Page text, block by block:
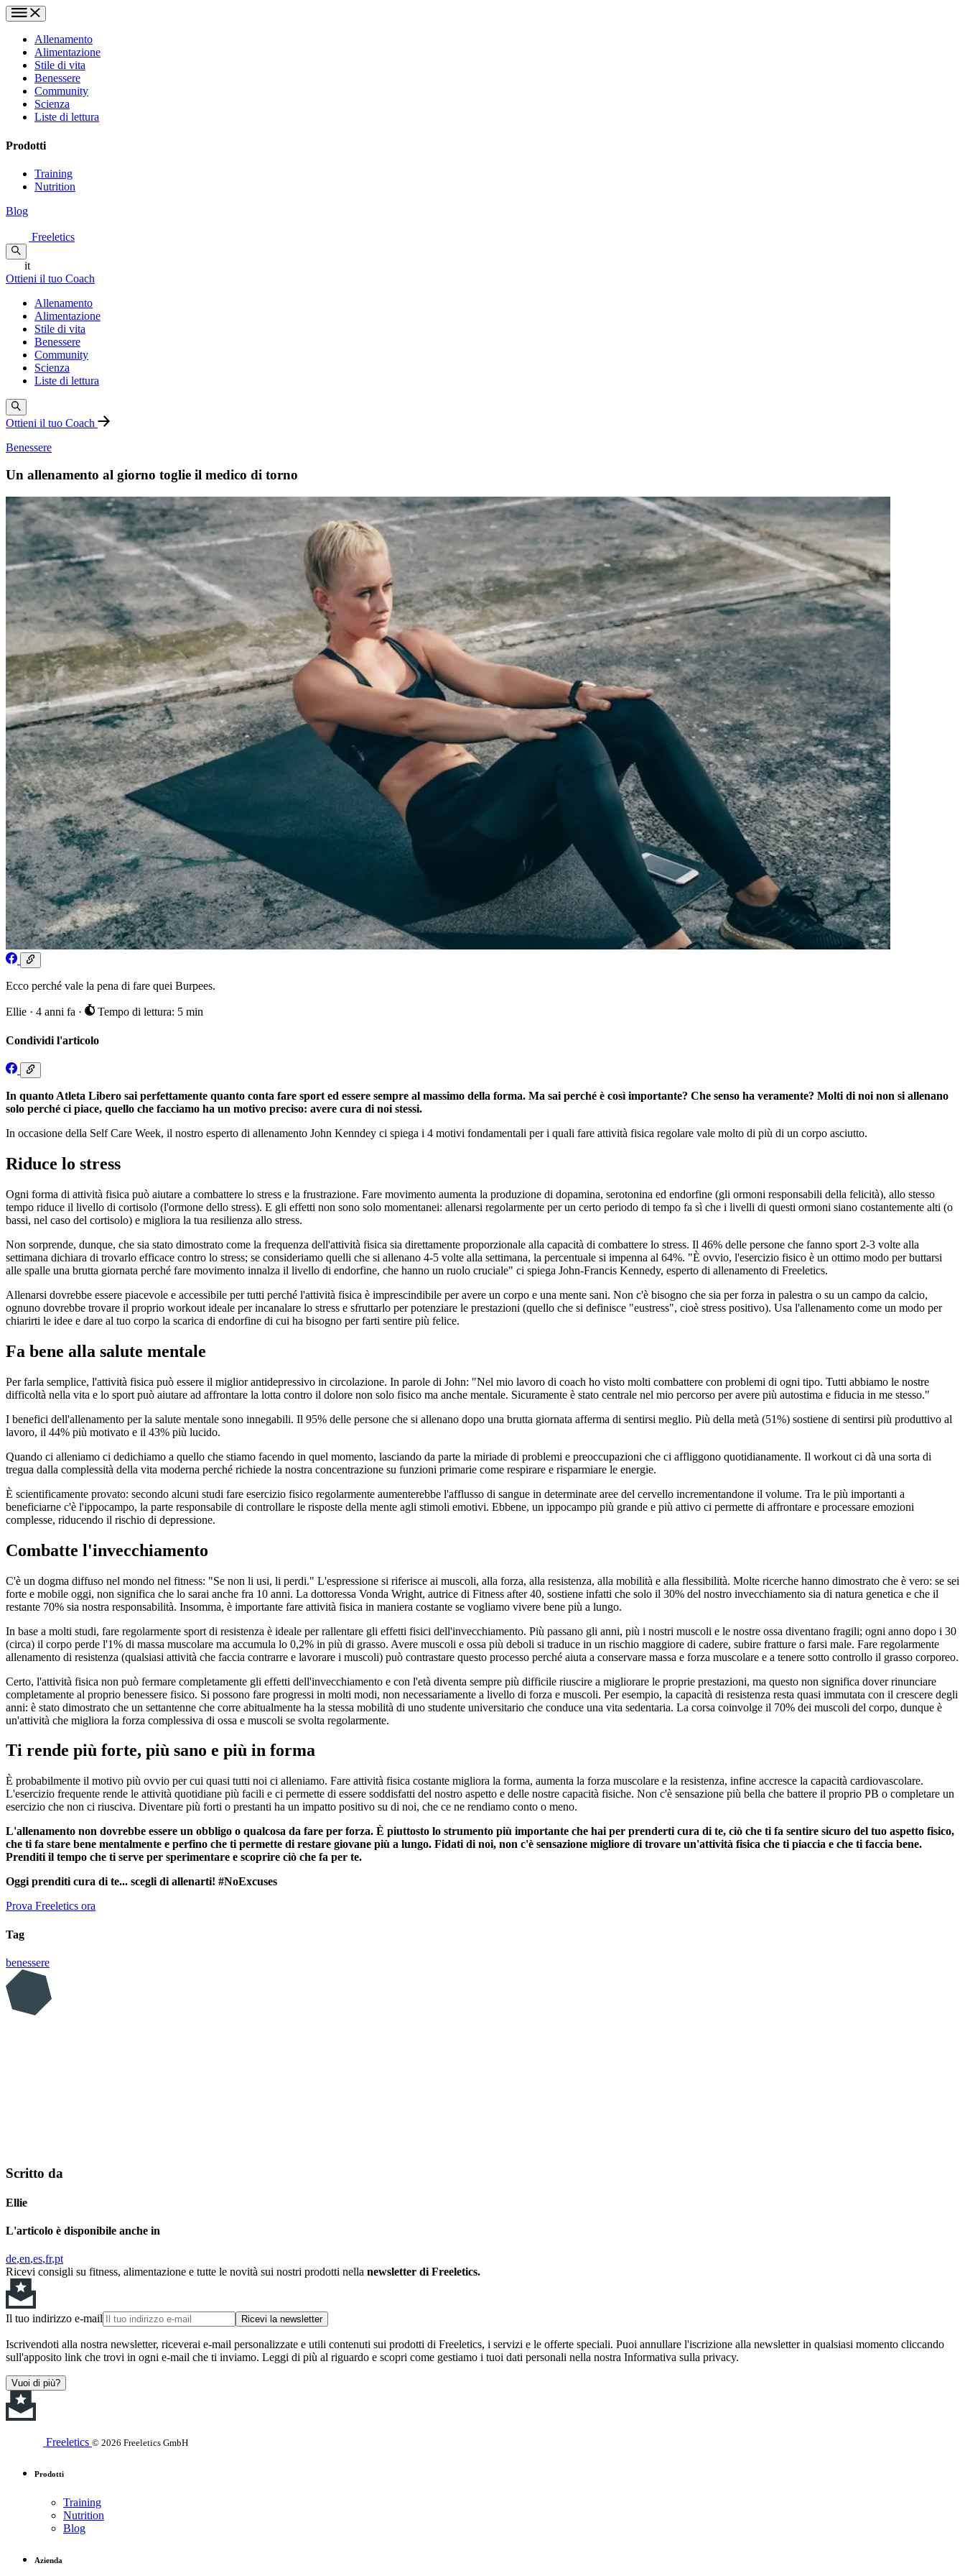
Allenamento
Alimentazione
Stile di vita
Benessere
Community
Scienza
Liste di lettura
Prodotti
Training
Nutrition
Blog
Freeletics
it
Ottieni il tuo Coach
Allenamento
Alimentazione
Stile di vita
Benessere
Community
Scienza
Liste di lettura
Ottieni il tuo Coach
Benessere
Un allenamento al giorno toglie il medico di torno
Ecco perché vale la pena di fare quei Burpees.
Ellie · 4 anni fa · Tempo di lettura: 5 min
Condividi l'articolo
In quanto Atleta Libero sai perfettamente quanto conta fare sport ed essere sempre al massimo della forma. Ma sai perché è così importante? Che senso ha veramente? Molti di noi non si allenano
solo perché ci piace, quello che facciamo ha un motivo preciso: avere cura di noi stessi.
In occasione della Self Care Week, il nostro esperto di allenamento John Kenndey ci spiega i 4 motivi fondamentali per i quali fare attività fisica regolare vale molto di più di un corpo asciutto.
Riduce lo stress
Ogni forma di attività fisica può aiutare a combattere lo stress e la frustrazione. Fare movimento aumenta la produzione di dopamina, serotonina ed endorfine (gli ormoni responsabili della felicità), allo stesso
tempo riduce il livello di cortisolo (l'ormone dello stress). E gli effetti non sono solo momentanei: allenarsi regolarmente per un certo periodo di tempo fa sì che i livelli di questi ormoni siano costantemente alti (o
bassi, nel caso del cortisolo) e migliora la tua resilienza allo stress.
Non sorprende, dunque, che sia stato dimostrato come la frequenza dell'attività fisica sia direttamente proporzionale alla capacità di combattere lo stress. Il 46% delle persone che fanno sport 2-3 volte alla
settimana dichiara di trovarlo efficace contro lo stress; se consideriamo quelli che si allenano 4-5 volte alla settimana, la percentuale si impenna al 64%. "È ovvio, l'esercizio fisico è un ottimo modo per buttarsi
alle spalle una brutta giornata perché fare movimento innalza il livello di endorfine, che hanno un ruolo cruciale" ci spiega John-Francis Kennedy, esperto di allenamento di Freeletics.
Allenarsi dovrebbe essere piacevole e accessibile per tutti perché l'attività fisica è imprescindibile per avere un corpo e una mente sani. Non c'è bisogno che sia per forza in palestra o su un campo da calcio,
ognuno dovrebbe trovare il proprio workout ideale per incanalare lo stress e sfruttarlo per potenziare le prestazioni (quello che si definisce "eustress", cioè stress positivo). Usa l'allenamento come un modo per
chiarirti le idee e dare al tuo corpo la scarica di endorfine di cui ha bisogno per farti sentire più felice.
Fa bene alla salute mentale
Per farla semplice, l'attività fisica può essere il miglior antidepressivo in circolazione. In parole di John: "Nel mio lavoro di coach ho visto molti combattere con problemi di ogni tipo. Tutti abbiamo le nostre
difficoltà nella vita e lo sport può aiutare ad affrontare la lotta contro il dolore non solo fisico ma anche mentale. Sicuramente è stato centrale nel mio percorso per avere più autostima e fiducia in me stesso."
I benefici dell'allenamento per la salute mentale sono innegabili. Il 95% delle persone che si allenano dopo una brutta giornata afferma di sentirsi meglio. Più della metà (51%) sostiene di sentirsi più produttivo al
lavoro, il 44% più motivato e il 43% più lucido.
Quando ci alleniamo ci dedichiamo a quello che stiamo facendo in quel momento, lasciando da parte la miriade di problemi e preoccupazioni che ci affliggono quotidianamente. Il workout ci dà una sorta di
tregua dalla complessità della vita moderna perché richiede la nostra concentrazione su funzioni primarie come respirare e risparmiare le energie.
È scientificamente provato: secondo alcuni studi fare esercizio fisico regolarmente aumenterebbe l'afflusso di sangue in determinate aree del cervello incrementandone il volume. Tra le più importanti a
beneficiarne c'è l'ippocampo, la parte responsabile di controllare le risposte della mente agli stimoli emotivi. Ebbene, un ippocampo più grande e più attivo ci permette di affrontare e processare emozioni
complesse, riducendo il rischio di depressione.
Combatte l'invecchiamento
C'è un dogma diffuso nel mondo nel fitness: "Se non li usi, li perdi." L'espressione si riferisce ai muscoli, alla forza, alla resistenza, alla mobilità e alla flessibilità. Molte ricerche hanno dimostrato che è vero: se sei
forte e mobile oggi, non significa che lo sarai anche fra 10 anni. La dottoressa Vonda Wright, autrice di Fitness after 40, sostiene infatti che solo il 30% del nostro invecchiamento sia di natura genetica e che il
restante 70% sia nostra responsabilità. Insomma, è importante fare attività fisica in maniera costante se vogliamo vivere bene più a lungo.
In base a molti studi, fare regolarmente sport di resistenza è ideale per rallentare gli effetti fisici dell'invecchiamento. Più passano gli anni, più i nostri muscoli e le nostre ossa diventano fragili; ogni anno dopo i 30
(circa) il corpo perde l'1% di massa muscolare ma accumula lo 0,2% in più di grasso. Avere muscoli e ossa più deboli si traduce in un rischio maggiore di cadere, subire fratture o farsi male. Fare regolarmente
allenamento di resistenza (qualsiasi attività che faccia contrarre e lavorare i muscoli) può contrastare questo processo perché aiuta a conservare massa e forza muscolare e a tenere sotto controllo il grasso corporeo.
Certo, l'attività fisica non può fermare completamente gli effetti dell'invecchiamento e con l'età diventa sempre più difficile riuscire a migliorare le proprie prestazioni, ma questo non significa dover rinunciare
completamente al proprio benessere fisico. Si possono fare progressi in molti modi, non necessariamente a livello di forza e muscoli. Per esempio, la capacità di resistenza resta quasi immutata con il crescere degli
anni: è stato dimostrato che un settantenne che corre abitualmente ha la stessa mobilità di uno studente universitario che conduce una vita sedentaria. La corsa coinvolge il 70% dei muscoli del corpo, dunque è
un'attività che migliora la forza complessiva di ossa e muscoli se svolta regolarmente.
Ti rende più forte, più sano e più in forma
È probabilmente il motivo più ovvio per cui quasi tutti noi ci alleniamo. Fare attività fisica costante migliora la forma, aumenta la forza muscolare e la resistenza, infine accresce la capacità cardiovascolare.
L'esercizio frequente rende le attività quotidiane più facili e ci permette di essere soddisfatti del nostro aspetto e delle nostre capacità fisiche. Non c'è sensazione più bella che battere il proprio PB o completare un
esercizio che non ci riusciva. Diventare più forti o prestanti ha un impatto positivo su di noi, che ce ne rendiamo conto o meno.
L'allenamento non dovrebbe essere un obbligo o qualcosa da fare per forza. È piuttosto lo strumento più importante che hai per prenderti cura di te, ciò che ti fa sentire sicuro del tuo aspetto fisico,
che ti fa stare bene mentalmente e perfino che ti permette di restare giovane più a lungo. Fidati di noi, non c'è sensazione migliore di trovare un'attività fisica che ti piaccia e che ti faccia bene.
Prenditi il tempo che ti serve per sperimentare e scoprire ciò che fa per te.
Oggi prenditi cura di te... scegli di allenarti! #NoExcuses
Prova Freeletics ora
Tag
benessere
Scritto da
Ellie
L'articolo è disponibile anche in
de en es fr pt
Ricevi consigli su fitness, alimentazione e tutte le novità sui nostri prodotti nella newsletter di Freeletics.
Il tuo indirizzo e-mail Ricevi la newsletter
Iscrivendoti alla nostra newsletter, riceverai e-mail personalizzate e utili contenuti sui prodotti di Freeletics, i servizi e le offerte speciali. Puoi annullare l'iscrizione alla newsletter in qualsiasi momento cliccando
sull'apposito link che trovi in ogni e-mail che ti inviamo. Leggi di più al riguardo e scopri come gestiamo i tuoi dati personali nella nostra Informativa sulla privacy.
Vuoi di più?
Freeletics © 2026 Freeletics GmbH
Prodotti
Training
Nutrition
Blog
Azienda